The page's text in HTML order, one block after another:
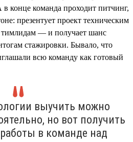
в конце команда проходит питчинг,
презентует проект техническим
— и получает шанс
стажировки. Бывало, что
всю команду как готовый
выучить можно
но вот получить
в команде над